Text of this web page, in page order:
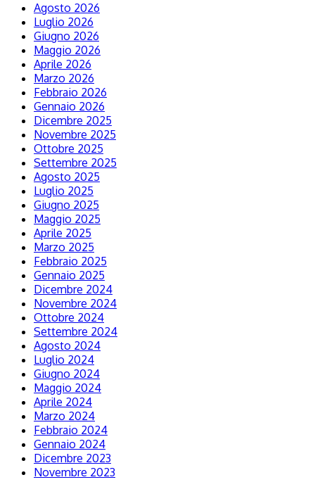
Agosto 2026
Luglio 2026
Giugno 2026
Maggio 2026
Aprile 2026
Marzo 2026
Febbraio 2026
Gennaio 2026
Dicembre 2025
Novembre 2025
Ottobre 2025
Settembre 2025
Agosto 2025
Luglio 2025
Giugno 2025
Maggio 2025
Aprile 2025
Marzo 2025
Febbraio 2025
Gennaio 2025
Dicembre 2024
Novembre 2024
Ottobre 2024
Settembre 2024
Agosto 2024
Luglio 2024
Giugno 2024
Maggio 2024
Aprile 2024
Marzo 2024
Febbraio 2024
Gennaio 2024
Dicembre 2023
Novembre 2023